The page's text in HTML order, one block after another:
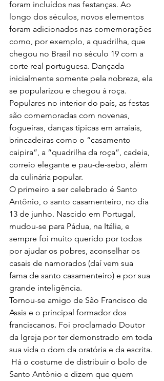
foram incluídos nas festanças. Ao
longo dos séculos, novos elementos
foram adicionados nas comemorações
como, por exemplo, a quadrilha, que
chegou no Brasil no século 19 com a
corte real portuguesa. Dançada
inicialmente somente pela nobreza, ela
se popularizou e chegou à roça.
Populares no interior do país, as festas
são comemoradas com novenas,
fogueiras, danças típicas em arraiais,
brincadeiras como o “casamento
caipira”, a “quadrilha da roça”, cadeia,
correio elegante e pau-de-sebo, além
da culinária popular.
O primeiro a ser celebrado é Santo
Antônio, o santo casamenteiro, no dia
13 de junho. Nascido em Portugal,
mudou-se para Pádua, na Itália, e
sempre foi muito querido por todos
por ajudar os pobres, aconselhar os
casais de namorados (daí vem sua
fama de santo casamenteiro) e por sua
grande inteligência.
Tornou-se amigo de São Francisco de
Assis e o principal formador dos
franciscanos. Foi proclamado Doutor
da Igreja por ter demonstrado em toda
sua vida o dom da oratória e da escrita.
Há o costume de distribuir o bolo de
Santo Antônio e dizem que quem